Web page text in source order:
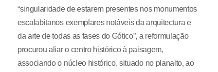
“singularidade de estarem presentes nos monumentos
escalabitanos exemplares notáveis da arquitectura e
da arte de todas as fases do Gótico”, a reformulação
procurou aliar o centro histórico à paisagem,
associando o núcleo histórico, situado no planalto, ao